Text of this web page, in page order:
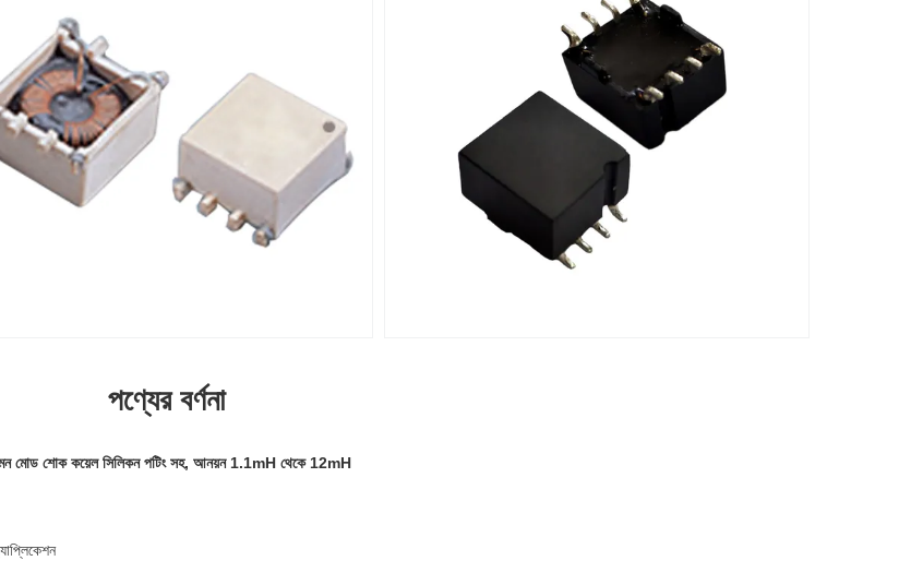
পণ্যের বর্ণনা
মোড শোক কয়েল সিলিকন পটিং সহ, আনয়ন 1.1mH থেকে 12mH